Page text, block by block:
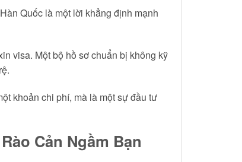
Quốc là một lời khẳng định mạnh
visa. Một bộ hồ sơ chuẩn bị không kỹ
khoản chi phí, mà là một sự đầu tư
Cản Ngầm Bạn